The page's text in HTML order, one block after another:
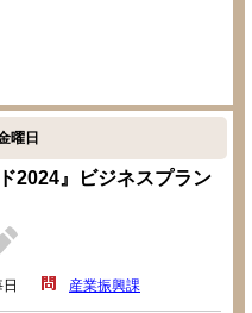
曜日
2024』ビジネスプラン
産業振興課